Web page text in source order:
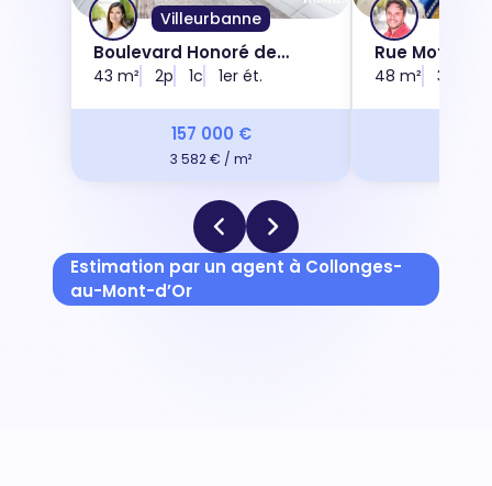
Villeurbanne
Boulevard Honoré de
Balzac, 69100
43 m² 2p 1c 1er ét.
157 000 €
3 582 € / m²
Rue Mottet
69001
48 m² 3p
Estimation par un agent à Collonges-
au-Mont-d’Or